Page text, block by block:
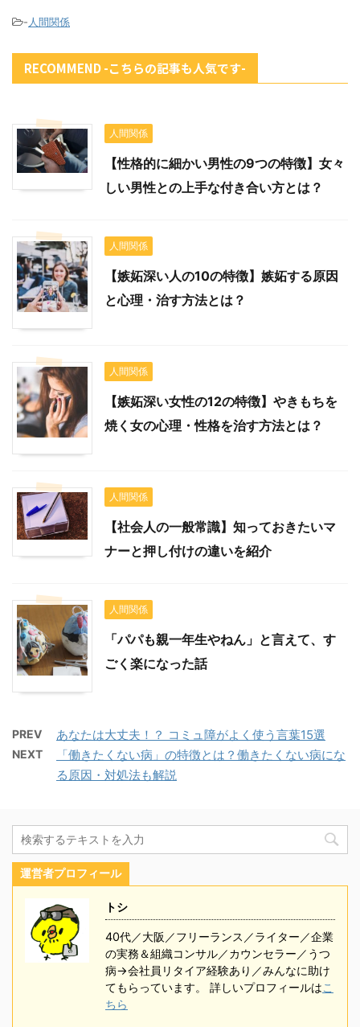
-人間関係
RECOMMEND -こちらの記事も人気です-
人間関係
【性格的に細かい男性の9つの特徴】女々
しい男性との上手な付き合い方とは？
人間関係
【嫉妬深い人の10の特徴】嫉妬する原因
と心理・治す方法とは？
人間関係
【嫉妬深い女性の12の特徴】やきもちを
焼く女の心理・性格を治す方法とは？
人間関係
【社会人の一般常識】知っておきたいマ
ナーと押し付けの違いを紹介
人間関係
「パパも親一年生やねん」と言えて、す
ごく楽になった話
PREV あなたは大丈夫！？ コミュ障がよく使う言葉15選
NEXT
「働きたくない病」の特徴とは？働きたくない病にな
る原因・対処法も解説
運営者プロフィール
トシ
40代／大阪／フリーランス／ライター／企業
の実務＆組織コンサル／カウンセラー／うつ
病→会社員リタイア経験あり／みんなに助け
てもらっています。 詳しいプロフィールはこ
ちら